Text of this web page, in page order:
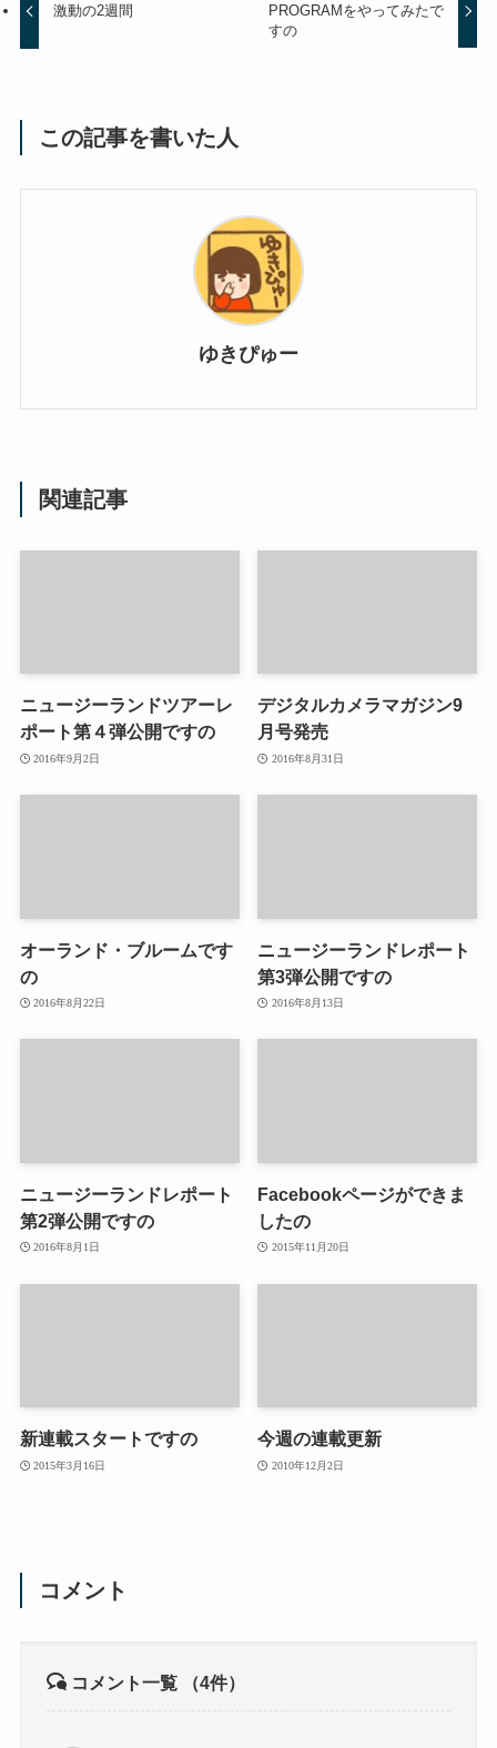
激動の2週間
PROGRAMをやってみたで
すの
この記事を書いた人
ゆきぴゅー
関連記事
ニュージーランドツアーレ
ポート第４弾公開ですの
2016年9月2日
デジタルカメラマガジン9
月号発売
2016年8月31日
オーランド・ブルームです
の
2016年8月22日
ニュージーランドレポート
第3弾公開ですの
2016年8月13日
ニュージーランドレポート
第2弾公開ですの
2016年8月1日
Facebookページができま
したの
2015年11月20日
新連載スタートですの
2015年3月16日
今週の連載更新
2010年12月2日
コメント
コメント一覧 （4件）